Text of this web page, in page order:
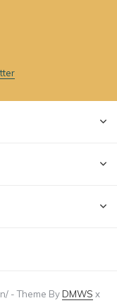
- Theme ByDMWS x